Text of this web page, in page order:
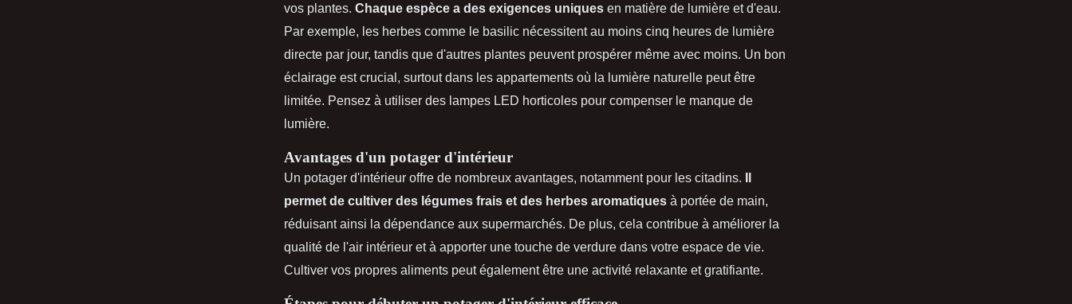
vos plantes. Chaque espèce a des exigences uniques en matière de lumière et d'eau.
Par exemple, les herbes comme le basilic nécessitent au moins cinq heures de lumière
directe par jour, tandis que d'autres plantes peuvent prospérer même avec moins. Un bon
éclairage est crucial, surtout dans les appartements où la lumière naturelle peut être
limitée. Pensez à utiliser des lampes LED horticoles pour compenser le manque de
lumière.
Avantages d'un potager d'intérieur
Un potager d'intérieur offre de nombreux avantages, notamment pour les citadins.
permet de cultiver des légumes frais et des herbes aromatiques à portée de main,
réduisant ainsi la dépendance aux supermarchés. De plus, cela contribue à améliorer la
qualité de l'air intérieur et à apporter une touche de verdure dans votre espace de vie.
Cultiver vos propres aliments peut également être une activité relaxante et gratifiante.